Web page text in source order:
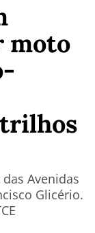
moto
trilhos
Avenidas
Glicério.